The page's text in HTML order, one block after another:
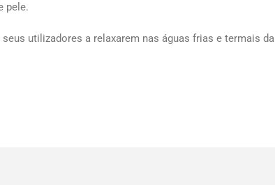
pele.
utilizadores a relaxarem nas águas frias e termais da